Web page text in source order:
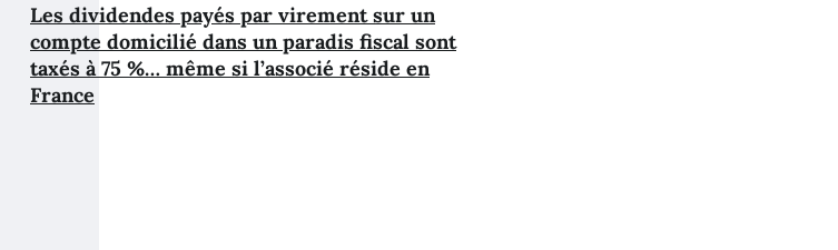
Les dividendes payés par virement sur un
compte domicilié dans un paradis fiscal sont
taxés à 75 %… même si l’associé réside en
France